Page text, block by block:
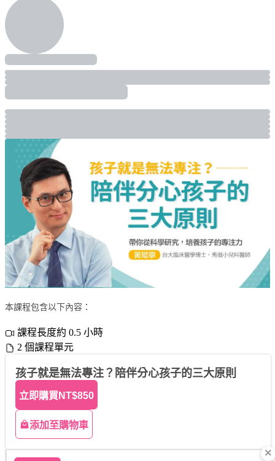
本課程包含以下內容：
課程長度約 0.5 小時
2 個課程單元
孩子就是無法專注？陪伴分心孩子的三大原則
立即購買 NT$850
添加至購物車
×